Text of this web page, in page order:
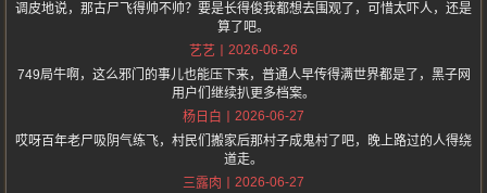
调皮地说，那古尸飞得帅不帅？要是长得俊我都想去围观了，可惜太吓人，还是
算了吧。
艺艺
2026-06-26
749局牛啊，这么邪门的事儿也能压下来，普通人早传得满世界都是了，黑子网
用户们继续扒更多档案。
杨日白
2026-06-27
哎呀百年老尸吸阴气练飞，村民们搬家后那村子成鬼村了吧，晚上路过的人得绕
道走。
三露肉
2026-06-27